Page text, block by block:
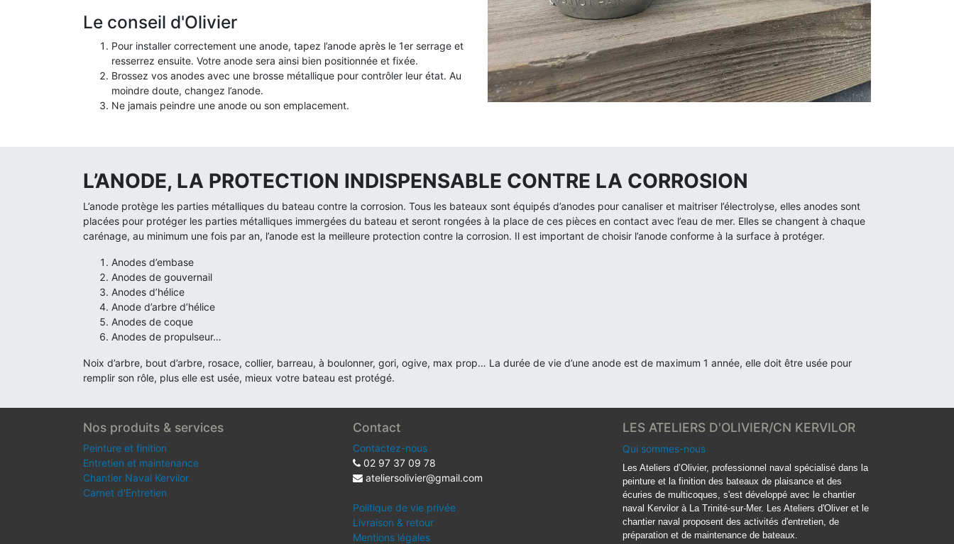
Le conseil d'Olivier
Pour installer correctement une anode, tapez l’anode après le 1er serrage et
resserrez ensuite. Votre anode sera ainsi bien positionnée et fixée.
Brossez vos anodes avec une brosse métallique pour contrôler leur état. Au
moindre doute, changez l’anode.
Ne jamais peindre une anode ou son emplacement.
L’ANODE, LA PROTECTION INDISPENSABLE CONTRE LA CORROSION
L’anode protège les parties métalliques du bateau contre la corrosion. Tous les bateaux sont équipés d’anodes pour canaliser et maitriser l’électrolyse, elles anodes sont
placées pour protéger les parties métalliques immergées du bateau et seront rongées à la place de ces pièces en contact avec l’eau de mer. Elles se changent à chaque
carénage, au minimum une fois par an, l’anode est la meilleure protection contre la corrosion. Il est important de choisir l’anode conforme à la surface à protéger.
Anodes d’embase
Anodes de gouvernail
Anodes d’hélice
Anode d’arbre d’hélice
Anodes de coque
Anodes de propulseur…
Noix d’arbre, bout d’arbre, rosace, collier, barreau, à boulonner, gori, ogive, max prop… La durée de vie d’une anode est de maximum 1 année, elle doit être usée pour
remplir son rôle, plus elle est usée, mieux votre bateau est protégé.
Nos produits & services
Peinture et finition
Entretien et maintenance
Chantier Naval Kervilor
Carnet d'Entretien
Contact
Contactez-nous
02 97 37 09 78
ateliersolivier@gmail.com
Politique de vie privée
Livraison & retour
Mentions légales
LES ATELIERS D'OLIVIER/CN KERVILOR
Qui sommes-nous
Les Ateliers d’Olivier, professionnel naval spécialisé dans la
peinture et la finition des bateaux de plaisance et des
écuries de multicoques, s'est développé avec le chantier
naval Kervilor à La Trinité-sur-Mer. Les Ateliers d'Oliver et le
chantier naval proposent des activités d'entretien, de
préparation et de maintenance de bateaux.